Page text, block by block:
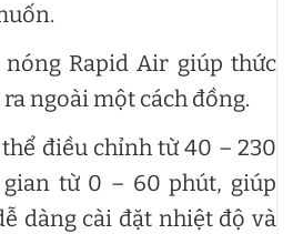
nóng Rapid Air giúp thức
ngoài một cách đồng.
điều chỉnh từ 40 – 230
gian từ 0 – 60 phút, giúp
dàng cài đặt nhiệt độ và